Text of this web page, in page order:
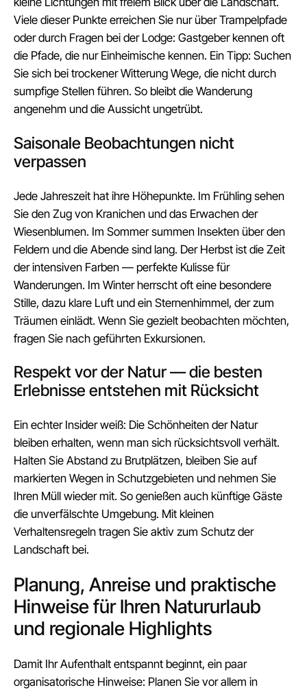
Viele dieser Punkte erreichen Sie nur über Trampelpfade
oder durch Fragen bei der Lodge: Gastgeber kennen oft
die Pfade, die nur Einheimische kennen. Ein Tipp: Suchen
Sie sich bei trockener Witterung Wege, die nicht durch
sumpfige Stellen führen. So bleibt die Wanderung
angenehm und die Aussicht ungetrübt.
Saisonale Beobachtungen nicht
verpassen
Jede Jahreszeit hat ihre Höhepunkte. Im Frühling sehen
Sie den Zug von Kranichen und das Erwachen der
Wiesenblumen. Im Sommer summen Insekten über den
Feldern und die Abende sind lang. Der Herbst ist die Zeit
der intensiven Farben — perfekte Kulisse für
Wanderungen. Im Winter herrscht oft eine besondere
Stille, dazu klare Luft und ein Sternenhimmel, der zum
Träumen einlädt. Wenn Sie gezielt beobachten möchten,
fragen Sie nach geführten Exkursionen.
Respekt vor der Natur — die besten
Erlebnisse entstehen mit Rücksicht
Ein echter Insider weiß: Die Schönheiten der Natur
bleiben erhalten, wenn man sich rücksichtsvoll verhält.
Halten Sie Abstand zu Brutplätzen, bleiben Sie auf
markierten Wegen in Schutzgebieten und nehmen Sie
Ihren Müll wieder mit. So genießen auch künftige Gäste
die unverfälschte Umgebung. Mit kleinen
Verhaltensregeln tragen Sie aktiv zum Schutz der
Landschaft bei.
Planung, Anreise und praktische
Hinweise für Ihren Natururlaub
und regionale Highlights
Damit Ihr Aufenthalt entspannt beginnt, ein paar
organisatorische Hinweise: Planen Sie vor allem in